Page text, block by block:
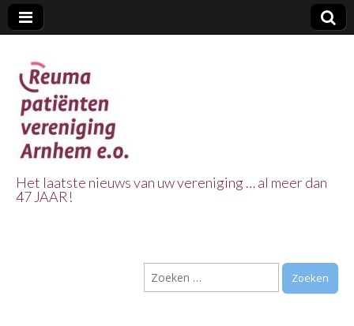
Vereniging
Arnhem e.o.
Het laatste nieuws van uw vereniging … al meer dan
47 JAAR!
Zoeken
naar: